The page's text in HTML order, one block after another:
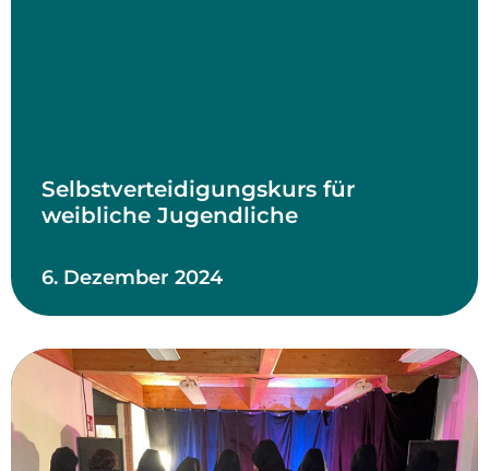
Selbstverteidigungskurs für
weibliche Jugendliche
6. Dezember 2024